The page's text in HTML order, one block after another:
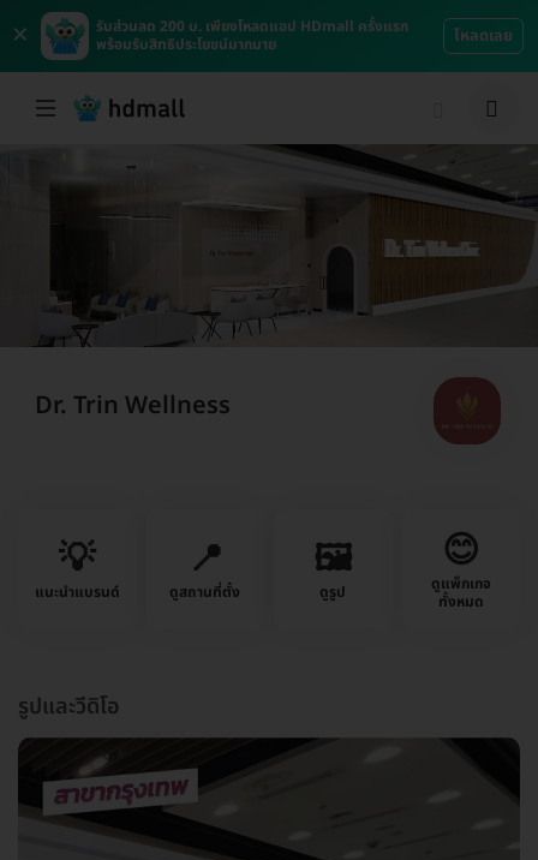
×
รับส่วนลด 200 บ. เพียงโหลดแอป HDmall ครั้งแรก
พร้อมรับสิทธิประโยชน์มากมาย
โหลดเลย
Dr. Trin Wellness
💡
แนะนำแบรนด์
📍
ดูสถานที่ตั้ง
🖼️
ดูรูป
😊
ดูแพ็กเกจ
ทั้งหมด
รูปและวีดิโอ